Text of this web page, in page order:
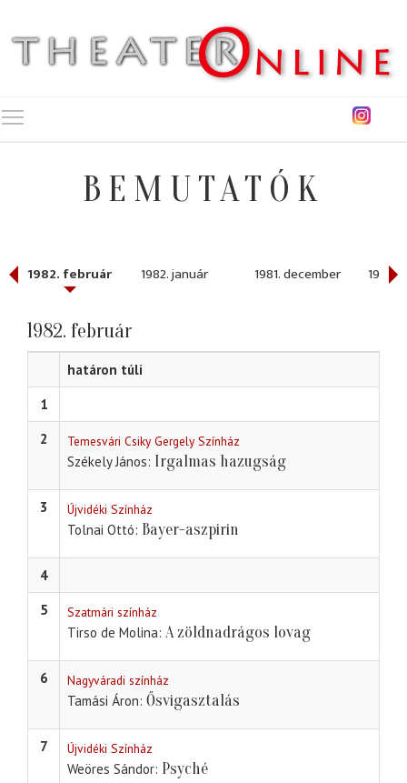
BEMUTATÓK
1982. február 1982. január 1981. december 1981.
1982. február
határon túli
1
2
Temesvári Csiky Gergely Színház
Székely János Irgalmas hazugság
3 Újvidéki Színház
Tolnai Ottó Bayer-aszpirin
4
5
Szatmári színház
Tirso de Molina A zöldnadrágos lovag
6 Nagyváradi színház
Tamási Áron Ősvigasztalás
7 Újvidéki Színház
Weöres Sándor Psyché